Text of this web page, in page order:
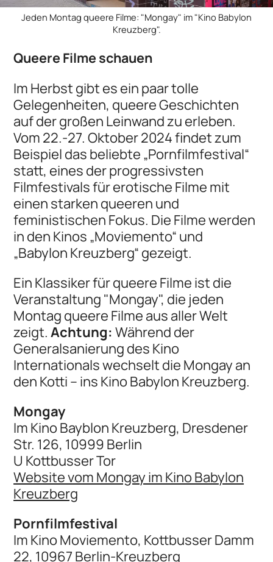
Jeden Montag queere Filme: "Mongay" im "Kino Babylon
Kreuzberg".
Queere Filme schauen
Im Herbst gibt es ein paar tolle
Gelegenheiten, queere Geschichten
auf der großen Leinwand zu erleben.
Vom 22.-27. Oktober 2024 findet zum
Beispiel das beliebte „Pornfilmfestival“
statt, eines der progressivsten
Filmfestivals für erotische Filme mit
einen starken queeren und
feministischen Fokus. Die Filme werden
in den Kinos „Moviemento“ und
„Babylon Kreuzberg“ gezeigt.
Ein Klassiker für queere Filme ist die
Veranstaltung "Mongay", die jeden
Montag queere Filme aus aller Welt
zeigt.Achtung:Während der
Generalsanierung des Kino
Internationals wechselt die Mongay an
den Kotti – ins Kino Babylon Kreuzberg.
Mongay
Im Kino Bayblon Kreuzberg, Dresdener
Str. 126, 10999 Berlin
U Kottbusser Tor
Website vom Mongay im Kino Babylon
Kreuzberg
Pornfilmfestival
Im Kino Moviemento, Kottbusser Damm
22, 10967 Berlin-Kreuzberg